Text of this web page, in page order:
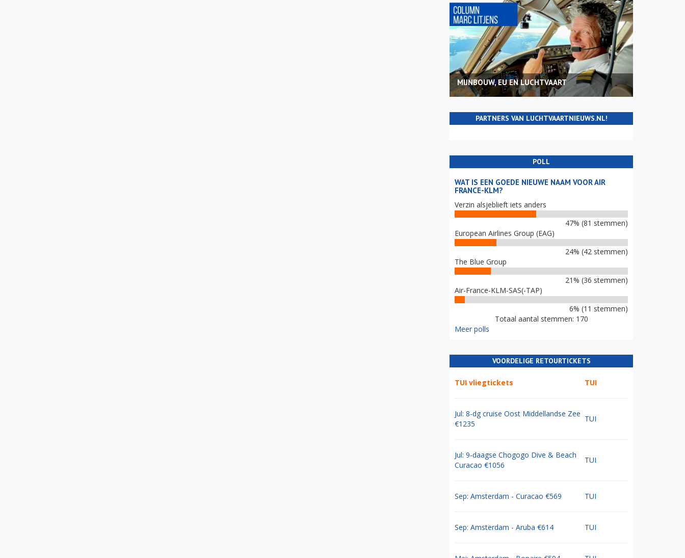
MIJNBOUW, EU EN LUCHTVAART
PARTNERS VAN LUCHTVAARTNIEUWS.NL!
POLL
WAT IS EEN GOEDE NIEUWE NAAM VOOR AIR
FRANCE-KLM?
Verzin alsjeblieft iets anders
47% (81 stemmen)
European Airlines Group (EAG)
24% (42 stemmen)
The Blue Group
21% (36 stemmen)
Air-France-KLM-SAS(-TAP)
6% (11 stemmen)
Totaal aantal stemmen: 170
Meer polls
VOORDELIGE RETOURTICKETS
TUI vliegtickets TUI
Jul: 8-dg cruise Oost Middellandse Zee
€1235
TUI
Jul: 9-daagse Chogogo Dive & Beach
Curacao €1056
TUI
Sep: Amsterdam - Curacao €569 TUI
Sep: Amsterdam - Aruba €614 TUI